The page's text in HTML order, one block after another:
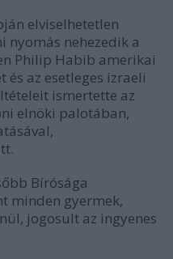
elviselhetetlen
nyomás nehezedik a
Philip Habib amerikai
az esetleges izraeli
ismertette az
elnöki palotában,
Bírósága
minden gyermek,
jogosult az ingyenes